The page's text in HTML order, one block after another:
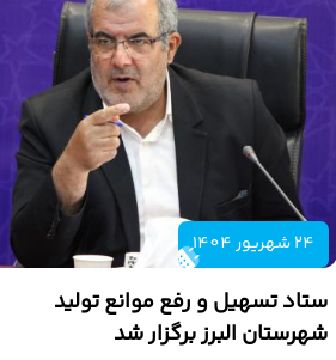
24 شهریور 1404
ستاد تسهیل و رفع موانع تولید
شهرستان البرز برگزار شد